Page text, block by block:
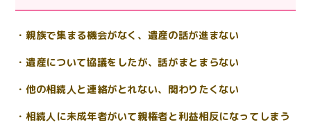
・親族で集まる機会がなく、遺産の話が進まない
・遺産について協議をしたが、話がまとまらない
・他の相続人と連絡がとれない、関わりたくない
・相続人に未成年者がいて親権者と利益相反になってしまう